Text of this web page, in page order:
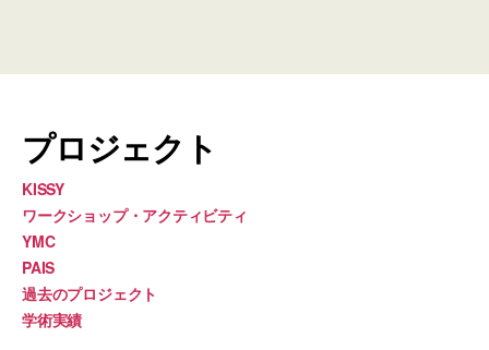
プロジェクト
KISSY
ワークショップ・アクティビティ
YMC
PAIS
過去のプロジェクト
学術実績